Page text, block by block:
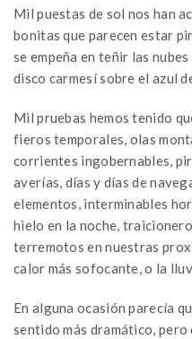
Mil puestas de sol nos han
bonitas que parecen estar
se empeña en teñir las
disco carmesí sobre el azul
Mil pruebas hemos tenido
fieros temporales, olas
corrientes ingobernables,
averías, días y días de
elementos, interminables
hielo en la noche,
terremotos en nuestras
calor más sofocante, o la
En alguna ocasión parecía
sentido más dramático, pero